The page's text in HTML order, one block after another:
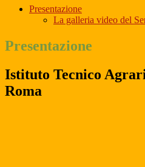
Presentazione
La galleria video del
Presentazione
Istituto Tecnico
Roma